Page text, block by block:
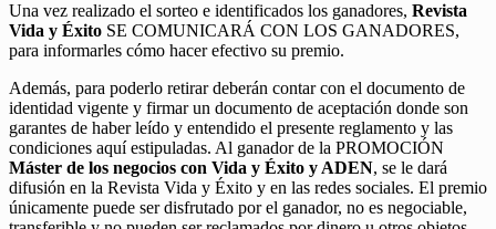
Una vez realizado el sorteo e identificados los ganadores, Revista
Vida y Éxito SE COMUNICARÁ CON LOS GANADORES,
para informarles cómo hacer efectivo su premio.
Además, para poderlo retirar deberán contar con el documento de
identidad vigente y firmar un documento de aceptación donde son
garantes de haber leído y entendido el presente reglamento y las
condiciones aquí estipuladas. Al ganador de la PROMOCIÓN
Máster de los negocios con Vida y Éxito y ADEN, se le dará
difusión en la Revista Vida y Éxito y en las redes sociales. El premio
únicamente puede ser disfrutado por el ganador, no es negociable,